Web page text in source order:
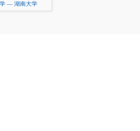
— 湖南大学